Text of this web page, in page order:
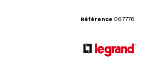
Référence 067776